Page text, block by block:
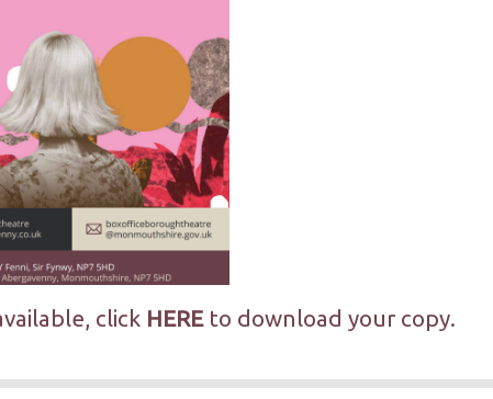
click HEREto download your copy.